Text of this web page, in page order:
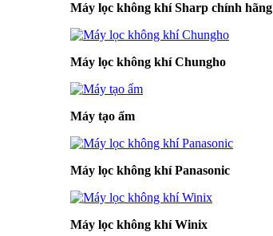
Máy lọc không khí Sharp chính hãng
Máy lọc không khí Chungho
Máy tạo ẩm
Máy lọc không khí Panasonic
Máy lọc không khí Winix